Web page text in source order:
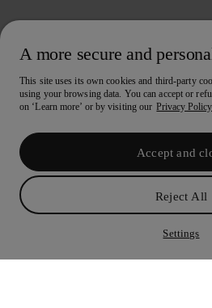
A more secure and
This site uses its own cookies and third-party
using your browsing data. You can accept or
on ‘Learn more’ or by visiting our Privacy
Accept and
Reject All
Settings